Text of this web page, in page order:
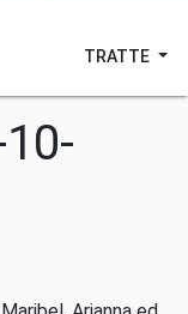
TRATTE